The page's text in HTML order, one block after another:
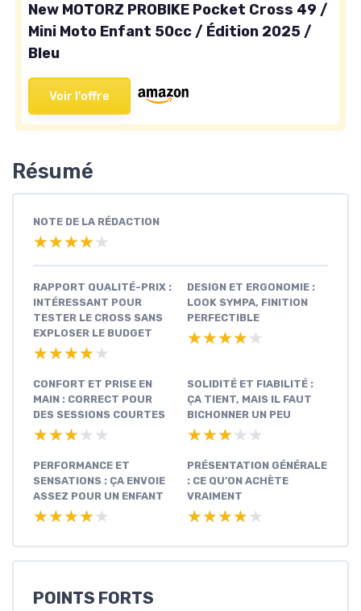
New MOTORZ PROBIKE Pocket Cross 49 /
Mini Moto Enfant 50cc / Édition 2025 /
Bleu
Voir l'offre
Résumé
NOTE DE LA RÉDACTION
★★★★★
★★★★★
RAPPORT QUALITÉ-PRIX :
INTÉRESSANT POUR
TESTER LE CROSS SANS
EXPLOSER LE BUDGET
★★★★★
★★★★★
DESIGN ET ERGONOMIE :
LOOK SYMPA, FINITION
PERFECTIBLE
★★★★★
★★★★★
CONFORT ET PRISE EN
MAIN : CORRECT POUR
DES SESSIONS COURTES
★★★★★
★★★★★
SOLIDITÉ ET FIABILITÉ :
ÇA TIENT, MAIS IL FAUT
BICHONNER UN PEU
★★★★★
★★★★★
PERFORMANCE ET
SENSATIONS : ÇA ENVOIE
ASSEZ POUR UN ENFANT
★★★★★
★★★★★
PRÉSENTATION GÉNÉRALE
: CE QU’ON ACHÈTE
VRAIMENT
★★★★★
★★★★★
POINTS FORTS